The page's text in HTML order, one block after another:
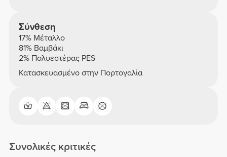
Σύνθεση
17% Μέταλλο
81% Βαμβάκι
2% Πολυεστέρας PES
Κατασκευασμένο στην Πορτογαλία
Συνολικές κριτικές